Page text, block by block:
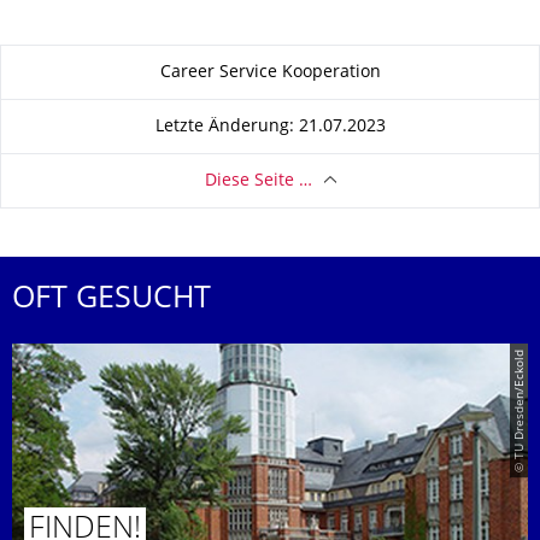
Zu dieser SeiteCareer Service Kooperation
Letzte Änderung: 21.07.2023
Diese Seite …
OFT GESUCHT
© TU Dresden/Eckold
FINDEN!